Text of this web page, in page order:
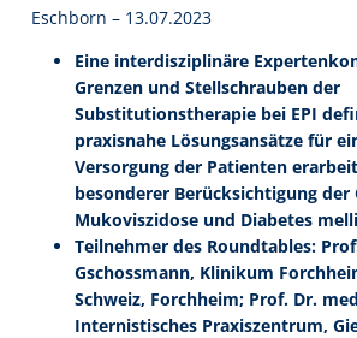
Eschborn – 13.07.2023
Eine interdisziplinäre
Grenzen und Stellschrauben der
Substitutionstherapie bei EPI
praxisnahe Lösungsansätze für
Versorgung der Patienten
besonderer Berücksichtigung
Mukoviszidose und Diabetes
Teilnehmer des Roundtables:
Gschossmann, Klinikum
Schweiz, Forchheim; Prof. Dr.
Internistisches Praxiszentrum,